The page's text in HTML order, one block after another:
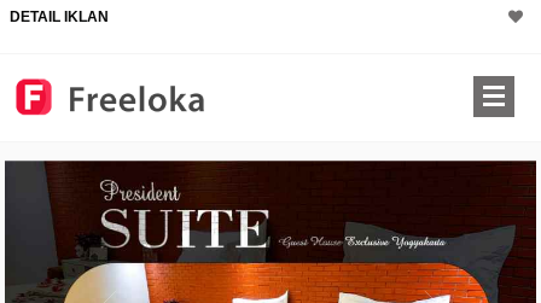
DETAIL IKLAN